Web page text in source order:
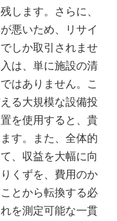
します。さらに、
悪いため、リサイ
しか取引されませ
は、単に施設の清
はありません。こ
る大規模な設備投
を使用すると、貴
す。また、全体的
、収益を大幅に向
くずを、費用のか
とから転換する必
を測定可能な一貫